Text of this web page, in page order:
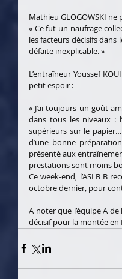
Mathieu GLOGOWSKI
« Ce fut un naufrage
les facteurs décisifs
défaite inexplicable. »
L’entraîneur Youssef
petit espoir :
« J’ai toujours un goût
dans tous les niveaux :
supérieurs sur le
d’une bonne
présenté aux
prestations sont moins
Ce week-end, l’ASLB B
octobre dernier, pour
A noter que l’équipe A
décisif pour la montée en